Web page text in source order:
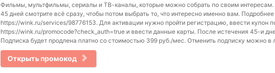
Фильмы, мультфильмы, сериалы и ТВ-каналы, которые можно собрать по своим интересам.
45 дней смотрите всё сразу, чтобы потом выбрать то, что интересно именно вам.
https://wink.ru/services/98776153. Для активации нужно пройти регистрацию, ввести купон
https://wink.ru/promocode?check_auth=true и ввести данные карты. После истечения 45-и
Подписка будет продлена платно со стоимостью 399 руб./мес. Отменить подписку можно в
Открыть промокод